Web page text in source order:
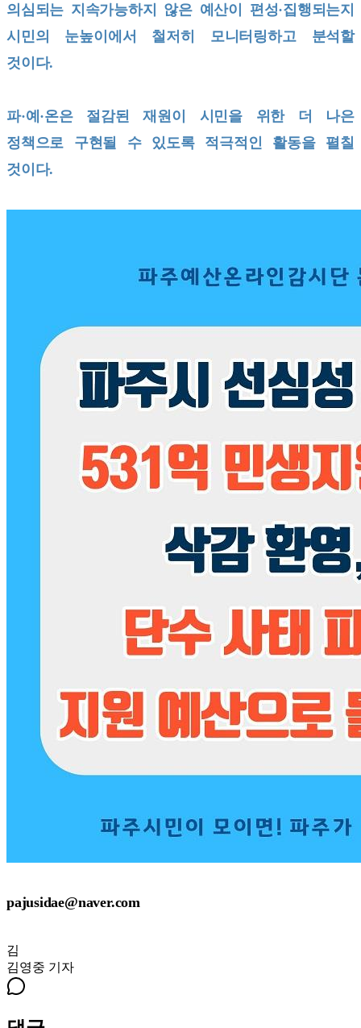
의심되는 지속가능하지 않은 예산이 편성·집행되는지
시민의 눈높이에서 철저히 모니터링하고 분석할
것이다.
파·예·온은 절감된 재원이 시민을 위한 더 나은
정책으로 구현될 수 있도록 적극적인 활동을 펼칠
것이다.
pajusidae@naver.com
김
김영중 기자